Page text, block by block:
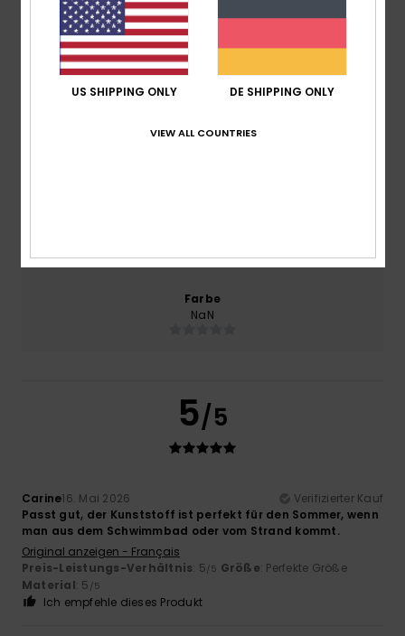
100% unserer Kunden empfehlen dieses Produkt
Komfort
Farbe
NaN
5/5
Carine16. Mai 2026
Verifizierter Kauf
Passt gut, der Kunststoff ist perfekt für den Sommer, wenn
man aus dem Schwimmbad oder vom Strand kommt.
Original anzeigen - Français
Preis-Leistungs-Verhältnis: 5/5 Größe: Perfekte Größe
Material: 5 /5
Ich empfehle dieses Produkt
US SHIPPING ONLY DE SHIPPING ONLY
VIEW ALL COUNTRIES